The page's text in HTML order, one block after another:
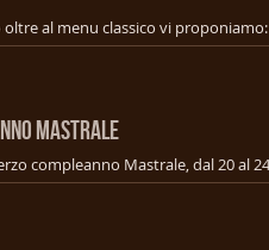
MASTRALE